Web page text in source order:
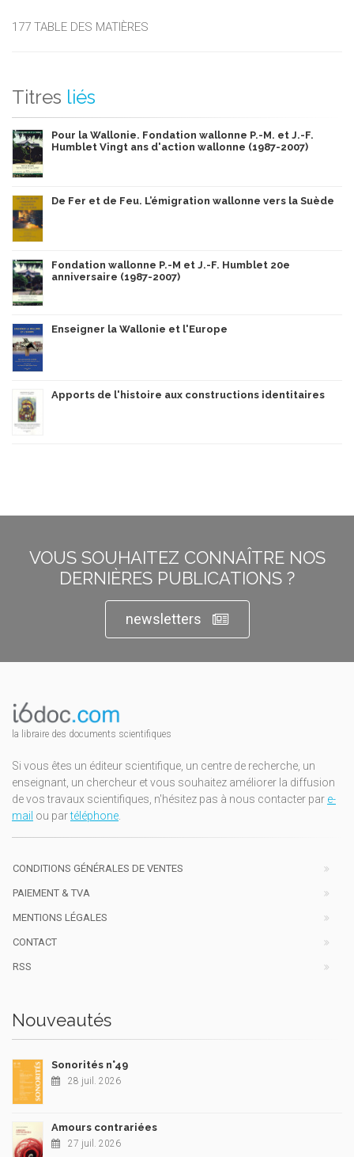
177 TABLE DES MATIÈRES
Titres liés
Pour la Wallonie. Fondation wallonne P.-M. et J.-F.
Humblet Vingt ans d'action wallonne (1987-2007)
De Fer et de Feu. L’émigration wallonne vers la Suède
Fondation wallonne P.-M et J.-F. Humblet 20e
anniversaire (1987-2007)
Enseigner la Wallonie et l'Europe
Apports de l'histoire aux constructions identitaires
VOUS SOUHAITEZ CONNAÎTRE NOS
DERNIÈRES PUBLICATIONS ?
newsletters
la libraire des documents scientifiques
Si vous êtes un éditeur scientifique, un centre de recherche, un
enseignant, un chercheur et vous souhaitez améliorer la diffusion
de vos travaux scientifiques, n'hésitez pas à nous contacter par e-
mail ou partéléphone
CONDITIONS GÉNÉRALES DE VENTES
PAIEMENT & TVA
MENTIONS LÉGALES
CONTACT
RSS
Nouveautés
Sonorités n°49
28 juil. 2026
Amours contrariées
27 juil. 2026